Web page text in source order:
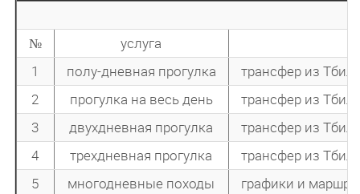
№
услуга
1
полу-дневная прогулка
трансфер из
2
прогулка на весь день
трансфер из
3
двухдневная прогулка
трансфер из
4
трехдневная прогулка
трансфер из
5
многодневные походы графики и